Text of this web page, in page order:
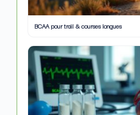
BCAA pour trail & courses longues